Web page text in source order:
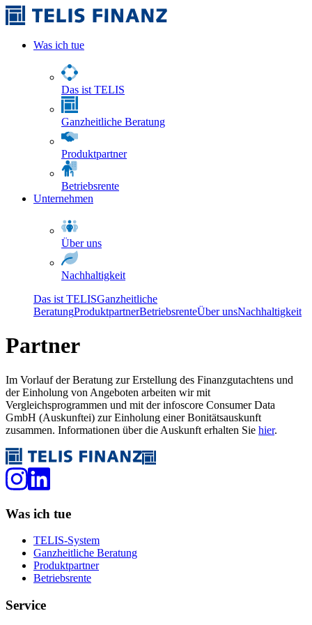
Was ich tue
Das ist TELIS
Ganzheitliche Beratung
Produktpartner
Betriebsrente
Unternehmen
Über uns
Nachhaltigkeit
Das ist TELISGanzheitliche
BeratungProduktpartnerBetriebsrenteÜber unsNachhaltigkeit
Partner
Im Vorlauf der Beratung zur Erstellung des Finanzgutachtens und
der Einholung von Angeboten arbeiten wir mit
Vergleichsprogrammen und mit der infoscore Consumer Data
GmbH (Auskunftei) zur Einholung einer Bonitätsauskunft
zusammen. Informationen über die Auskunft erhalten Sie hier.
Was ich tue
TELIS-System
Ganzheitliche Beratung
Produktpartner
Betriebsrente
Service